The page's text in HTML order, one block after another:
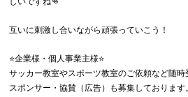
互いに刺激し合いながら頑張っていこう！
⭐️企業様・個人事業主様⭐️
サッカー教室やスポーツ教室のご依頼など随
スポンサー・協賛（広告）も募集しております。